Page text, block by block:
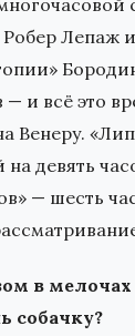
Лепаж
— и всё это
Венеру.
на девять
— шесть
в мелочах
собачку?